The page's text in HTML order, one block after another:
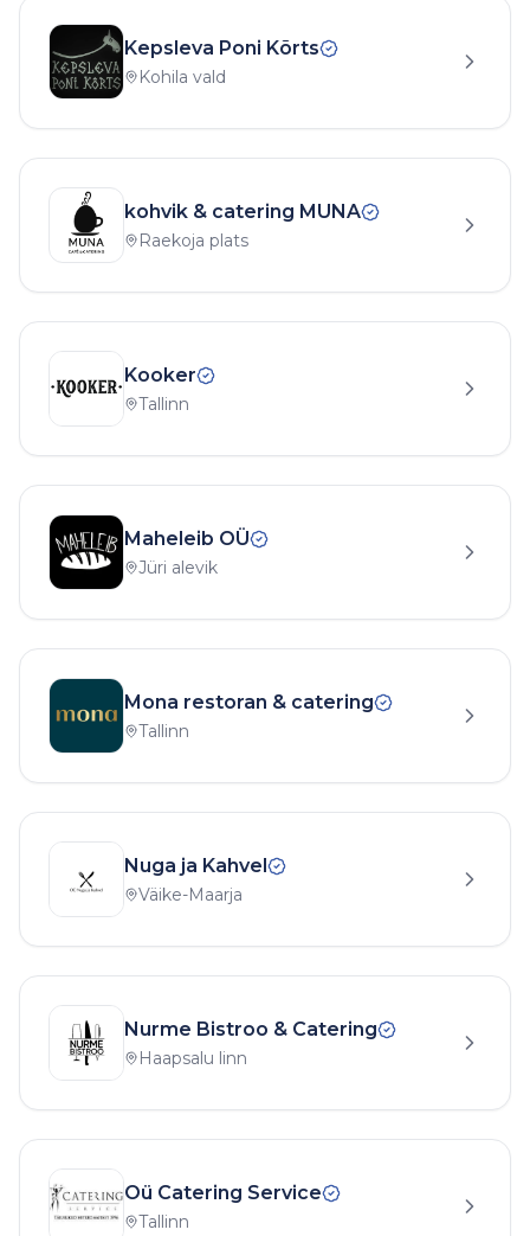
Kepsleva Poni Kõrts
Kohila vald
kohvik & catering MUNA
Raekoja plats
Kooker
Tallinn
Maheleib OÜ
Jüri alevik
Mona restoran & catering
Tallinn
Nuga ja Kahvel
Väike-Maarja
Nurme Bistroo & Catering
Haapsalu linn
Oü Catering Service
Tallinn